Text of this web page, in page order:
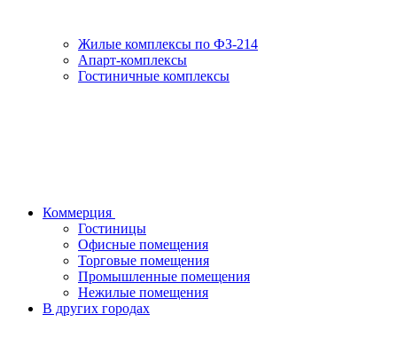
Жилые комплексы по ФЗ-214
Апарт-комплексы
Гостиничные комплексы
Коммерция
Гостиницы
Офисные помещения
Торговые помещения
Промышленные помещения
Нежилые помещения
В других городах